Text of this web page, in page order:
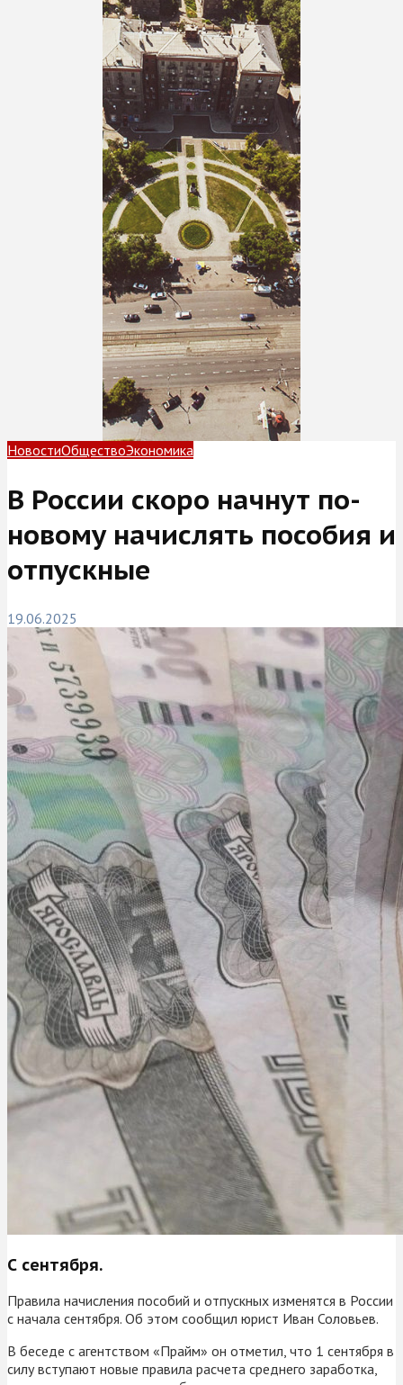
НовостиОбществоЭкономика
В России скоро начнут по-
новому начислять пособия и
отпускные
19.06.2025
С сентября.
Правила начисления пособий и отпускных изменятся в России
с начала сентября. Об этом сообщил юрист Иван Соловьев.
В беседе с агентством «Прайм» он отметил, что 1 сентября в
силу вступают новые правила расчета среднего заработка,